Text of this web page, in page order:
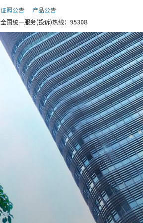
证照公告
产品公告
全国统一服务(投诉)热线：95308